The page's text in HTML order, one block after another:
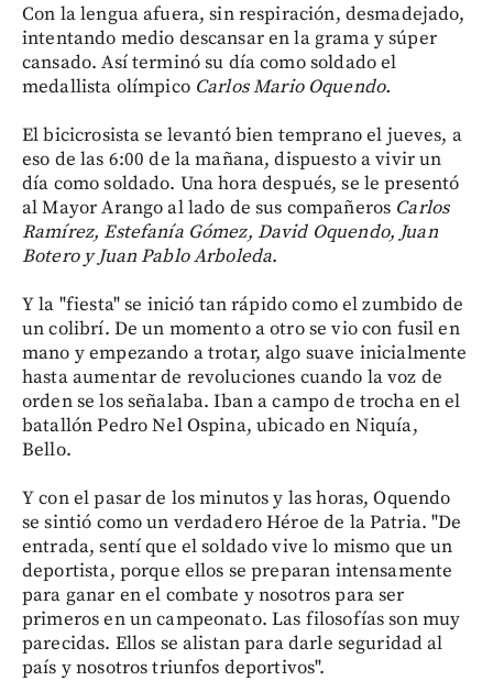
Con la lengua afuera, sin respiración, desmadejado,
intentando medio descansar en la grama y súper
cansado. Así terminó su día como soldado el
medallista olímpico Carlos Mario Oquendo.
El bicicrosista se levantó bien temprano el jueves, a
eso de las 6:00 de la mañana, dispuesto a vivir un
día como soldado. Una hora después, se le presentó
al Mayor Arango al lado de sus compañeros Carlos
Ramírez, Estefanía Gómez, David Oquendo, Juan
Botero y Juan Pablo Arboleda.
Y la "fiesta" se inició tan rápido como el zumbido de
un colibrí. De un momento a otro se vio con fusil en
mano y empezando a trotar, algo suave inicialmente
hasta aumentar de revoluciones cuando la voz de
orden se los señalaba. Iban a campo de trocha en el
batallón Pedro Nel Ospina, ubicado en Niquía,
Bello.
Y con el pasar de los minutos y las horas, Oquendo
se sintió como un verdadero Héroe de la Patria. "De
entrada, sentí que el soldado vive lo mismo que un
deportista, porque ellos se preparan intensamente
para ganar en el combate y nosotros para ser
primeros en un campeonato. Las filosofías son muy
parecidas. Ellos se alistan para darle seguridad al
país y nosotros triunfos deportivos".